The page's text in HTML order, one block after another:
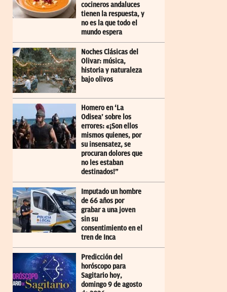
cocineros andaluces
tienen la respuesta, y
no es la que todo el
mundo espera
Noches Clásicas del
Olivar: música,
historia y naturaleza
bajo olivos
Homero en ‘La
Odisea’ sobre los
errores: «¡Son ellos
mismos quienes, por
su insensatez, se
procuran dolores que
no les estaban
destinados!”
Imputado un hombre
de 66 años por
grabar a una joven
sin su
consentimiento en el
tren de Inca
Predicción del
horóscopo para
Sagitario hoy,
domingo 9 de agosto